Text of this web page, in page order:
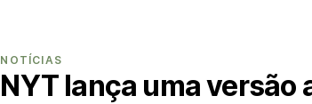
NOTÍCIAS
NYT lança uma versão